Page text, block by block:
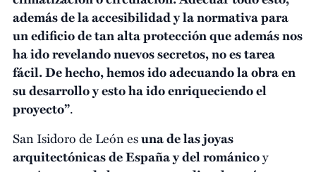
además de la accesibilidad y la normativa para
un edificio de tan alta protección que además nos
ha ido revelando nuevos secretos, no es tarea
fácil. De hecho, hemos ido adecuando la obra en
su desarrollo y esto ha ido enriqueciendo el
proyecto”.
San Isidoro de León esuna de las joyas
arquitectónicas de España y del románicoy